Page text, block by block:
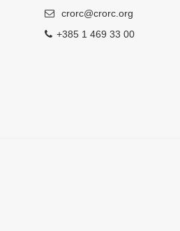
crorc@crorc.org
+385 1 469 33 00